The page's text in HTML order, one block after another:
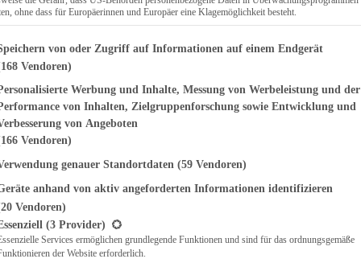
& QUICHES
ohne dass für Europäerinnen und Europäer eine Klagemöglichkeit besteht.
finden Sie eine Liste der Zwecke des IAB Transparency and
von oder Zugriff auf Informationen auf einem Endgerät
Vendoren)
Werbung und Inhalte, Messung von Werbeleistung und der
von Inhalten, Zielgruppenforschung sowie Entwicklung und
von Angeboten
Vendoren)
genauer Standortdaten (59 Vendoren)
anhand von aktiv angeforderten Informationen identifizieren
Vendoren)
eine Liste der Service-Gruppen, für die eine Einwilligung erteilt werden
(3 Provider)
Services ermöglichen grundlegende Funktionen und sind für das ordnungsgemäße
der Website erforderlich.